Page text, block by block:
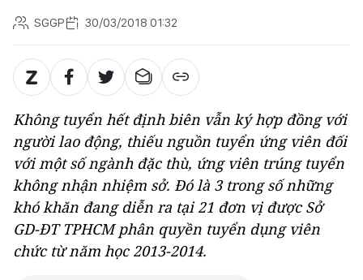
SGGP 30/03/2018 01:32
Không tuyển hết định biên vẫn ký hợp đồng với
người lao động, thiếu nguồn tuyển ứng viên đối
với một số ngành đặc thù, ứng viên trúng tuyển
không nhận nhiệm sở. Đó là 3 trong số những
khó khăn đang diễn ra tại 21 đơn vị được Sở
GD-ĐT TPHCM phân quyền tuyển dụng viên
chức từ năm học 2013-2014.